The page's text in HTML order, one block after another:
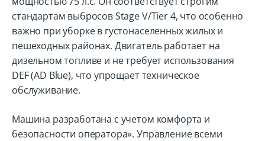
стандартам выбросов Stage V/Tier 4, что особенно
важно при уборке в густонаселенных жилых и
пешеходных районах. Двигатель работает на
дизельном топливе и не требует использования
DEF (AD Blue), что упрощает техническое
обслуживание.
Машина разработана с учетом комфорта и
безопасности оператора». Управление всеми